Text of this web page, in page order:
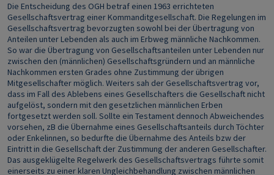
Die Entscheidung des OGH betraf einen 1963 errichteten
Gesellschaftsvertrag einer Kommanditgesellschaft. Die Regelungen im
Gesellschaftsvertrag bevorzugten sowohl bei der Übertragung von
Anteilen unter Lebenden als auch im Erbweg männliche Nachkommen.
So war die Übertragung von Gesellschaftsanteilen unter Lebenden nur
zwischen den (männlichen) Gesellschaftsgründern und an männliche
Nachkommen ersten Grades ohne Zustimmung der übrigen
Mitgesellschafter möglich. Weiters sah der Gesellschaftsvertrag vor,
dass im Fall des Ablebens eines Gesellschafters die Gesellschaft nicht
aufgelöst, sondern mit den gesetzlichen männlichen Erben
fortgesetzt werden soll. Sollte ein Testament dennoch Abweichendes
vorsehen, zB die Übernahme eines Gesellschaftsanteils durch Töchter
oder Enkelinnen, so bedurfte die Übernahme des Anteils bzw der
Eintritt in die Gesellschaft der Zustimmung der anderen Gesellschafter.
Das ausgeklügelte Regelwerk des Gesellschaftsvertrags führte somit
einerseits zu einer klaren Ungleichbehandlung zwischen männlichen